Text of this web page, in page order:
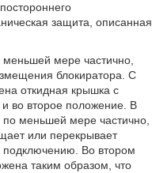
защита, описанная
мере частично,
блокиратора. С
откидная крышка с
во второе положение. В
меньшей мере частично,
или перекрывает
подключению. Во втором
таким образом, что